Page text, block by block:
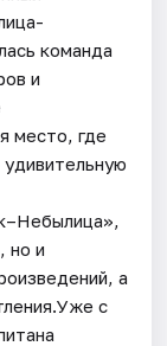
команда
и
место, где
но и
а
с